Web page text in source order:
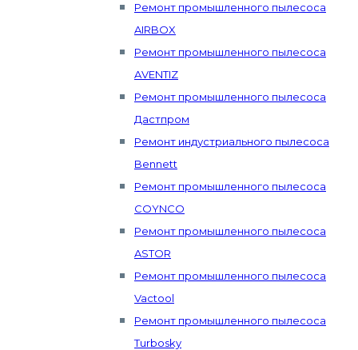
Ремонт промышленного пылесоса
AIRBOX
Ремонт промышленного пылесоса
AVENTIZ
Ремонт промышленного пылесоса
Дастпром
Ремонт индустриального пылесоса
Bennett
Ремонт промышленного пылесоса
COYNCO
Ремонт промышленного пылесоса
ASTOR
Ремонт промышленного пылесоса
Vactool
Ремонт промышленного пылесоса
Turbosky